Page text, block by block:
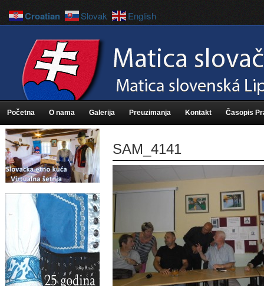
Početna O nama Galerija Preuzimanja Kontakt Časopis
SAM_4141
Croatian Slovak English